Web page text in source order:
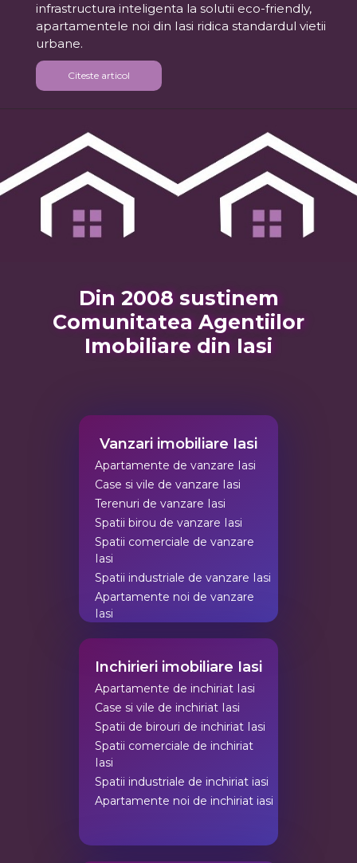
infrastructura inteligenta la solutii eco-friendly,
apartamentele noi din Iasi ridica standardul vietii
urbane.
Citeste articol
Din 2008 sustinem
Comunitatea Agentiilor
Imobiliare din Iasi
Vanzari imobiliare Iasi
Apartamente de vanzare Iasi
Case si vile de vanzare Iasi
Terenuri de vanzare Iasi
Spatii birou de vanzare Iasi
Spatii comerciale de vanzare
Iasi
Spatii industriale de vanzare Iasi
Apartamente noi de vanzare
Iasi
Inchirieri imobiliare Iasi
Apartamente de inchiriat Iasi
Case si vile de inchiriat Iasi
Spatii de birouri de inchiriat Iasi
Spatii comerciale de inchiriat
Iasi
Spatii industriale de inchiriat iasi
Apartamente noi de inchiriat iasi